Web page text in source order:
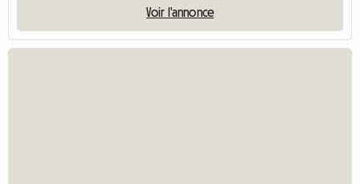
Voir l'annonce